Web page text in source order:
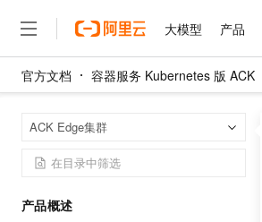
大模型 产品
官方文档 容器服务 Kubernetes 版 ACK
ACK Edge集群
产品概述
大模型
产品
精选产品
解决方案
精选解决方案
权益
定价
云市场
伙伴
服务
了解阿里云